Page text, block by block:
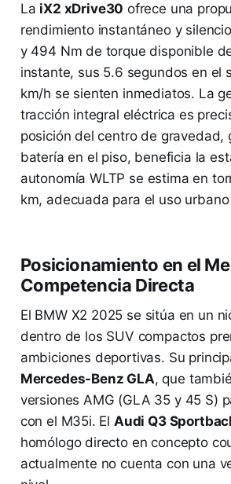
La iX2 xDrive30 ofrece una
rendimiento instantáneo y
y 494 Nm de torque disponible
instante, sus 5.6 segundos en el
km/h se sienten inmediatos. La
tracción integral eléctrica es
posición del centro de gravedad,
batería en el piso, beneficia la
autonomía WLTP se estima en
km, adecuada para el uso
Posicionamiento en el
Competencia Directa
El BMW X2 2025 se sitúa en un
dentro de los SUV compactos
ambiciones deportivas. Su
Mercedes-Benz GLA, que
versiones AMG (GLA 35 y 45 S)
con el M35i. El Audi Q3
homólogo directo en concepto
actualmente no cuenta con una